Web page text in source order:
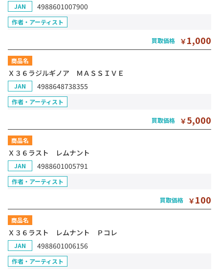
JAN 4988601007900
作者・アーティスト
買取価格 ￥1,000
商品名
Ｘ３６ラジルギノア ＭＡＳＳＩＶＥ
JAN 4988648738355
作者・アーティスト
買取価格 ￥5,000
商品名
Ｘ３６ラスト レムナント
JAN 4988601005791
作者・アーティスト
買取価格 ￥100
商品名
Ｘ３６ラスト レムナント Ｐコレ
JAN 4988601006156
作者・アーティスト